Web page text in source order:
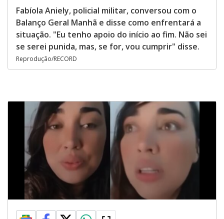
Fabíola Aniely, policial militar, conversou com o
Balanço Geral Manhã e disse como enfrentará a
situação. "Eu tenho apoio do início ao fim. Não sei
se serei punida, mas, se for, vou cumprir" disse.
Reprodução/RECORD